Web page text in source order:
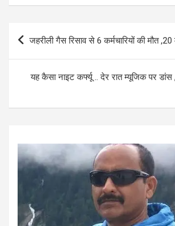
ce
b
o
o
k
at
s
A
p
p
ail ar
e
Post
जहरीली गैस रिसाव से 6 कर्मचारियों की मौत
यह कैसा नाइट कर्फ्यू .. देर रात म्यूजिक पर डांस